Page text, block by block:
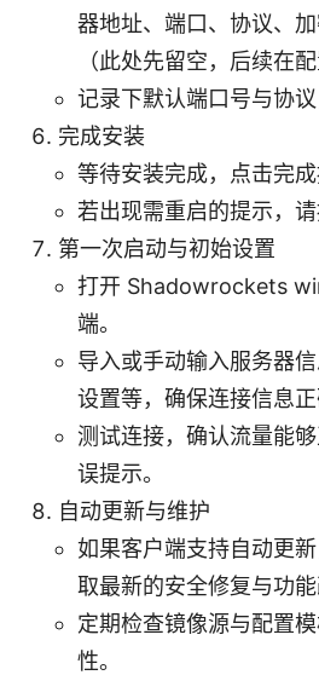
器地址、端口、协议、
（此处先留空，后续在
记录下默认端口号与协议
完成安装
等待安装完成，点击完成
若出现需重启的提示，请
第一次启动与初始设置
打开 Shadowrockets
端。
导入或手动输入服务器
设置等，确保连接信息正
测试连接，确认流量能
误提示。
自动更新与维护
如果客户端支持自动更
取最新的安全修复与功能
定期检查镜像源与配置
性。